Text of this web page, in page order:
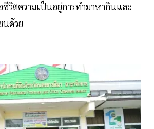
ชีวิตความเป็นอยู่การทำมาหากินและ
นด้วย